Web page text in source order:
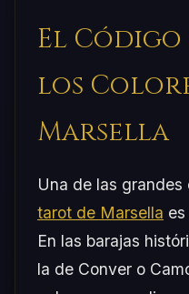
El Código
los
Marsella
Una de las grandes
tarot de Marsella
En las barajas
la de Conver o